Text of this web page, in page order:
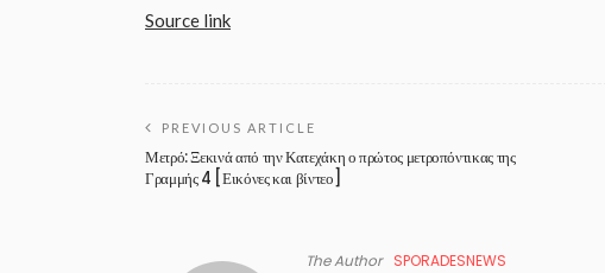
Source link
PREVIOUS ARTICLE
Μετρό: Ξεκινά από την Κατεχάκη ο πρώτος μετροπόντικας της
Γραμμής 4 [Εικόνες και βίντεο]
The Author SPORADESNEWS